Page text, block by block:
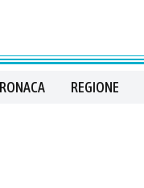
REGIONE